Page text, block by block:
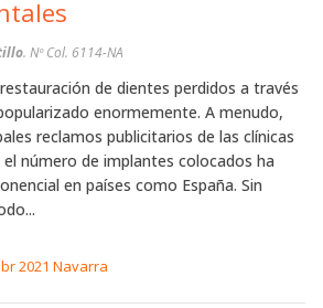
. Nº Col. 6114-NA
de dientes perdidos a través
enormemente. A menudo,
reclamos publicitarios de las clínicas
número de implantes colocados ha
en países como España. Sin
2021 Navarra